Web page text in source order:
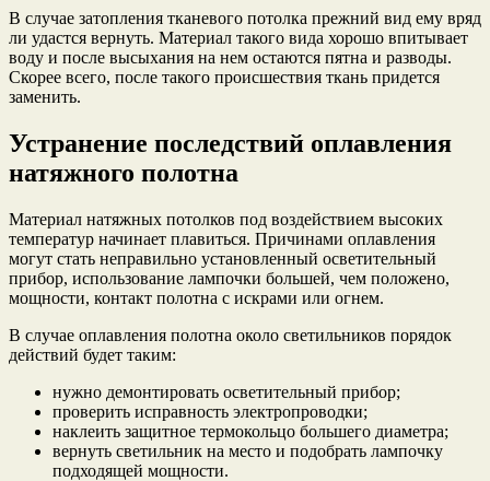
В случае затопления тканевого потолка прежний вид ему вряд
ли удастся вернуть. Материал такого вида хорошо впитывает
воду и после высыхания на нем остаются пятна и разводы.
Скорее всего, после такого происшествия ткань придется
заменить.
Устранение последствий оплавления
натяжного полотна
Материал натяжных потолков под воздействием высоких
температур начинает плавиться. Причинами оплавления
могут стать неправильно установленный осветительный
прибор, использование лампочки большей, чем положено,
мощности, контакт полотна с искрами или огнем.
В случае оплавления полотна около светильников порядок
действий будет таким:
нужно демонтировать осветительный прибор;
проверить исправность электропроводки;
наклеить защитное термокольцо большего диаметра;
вернуть светильник на место и подобрать лампочку
подходящей мощности.